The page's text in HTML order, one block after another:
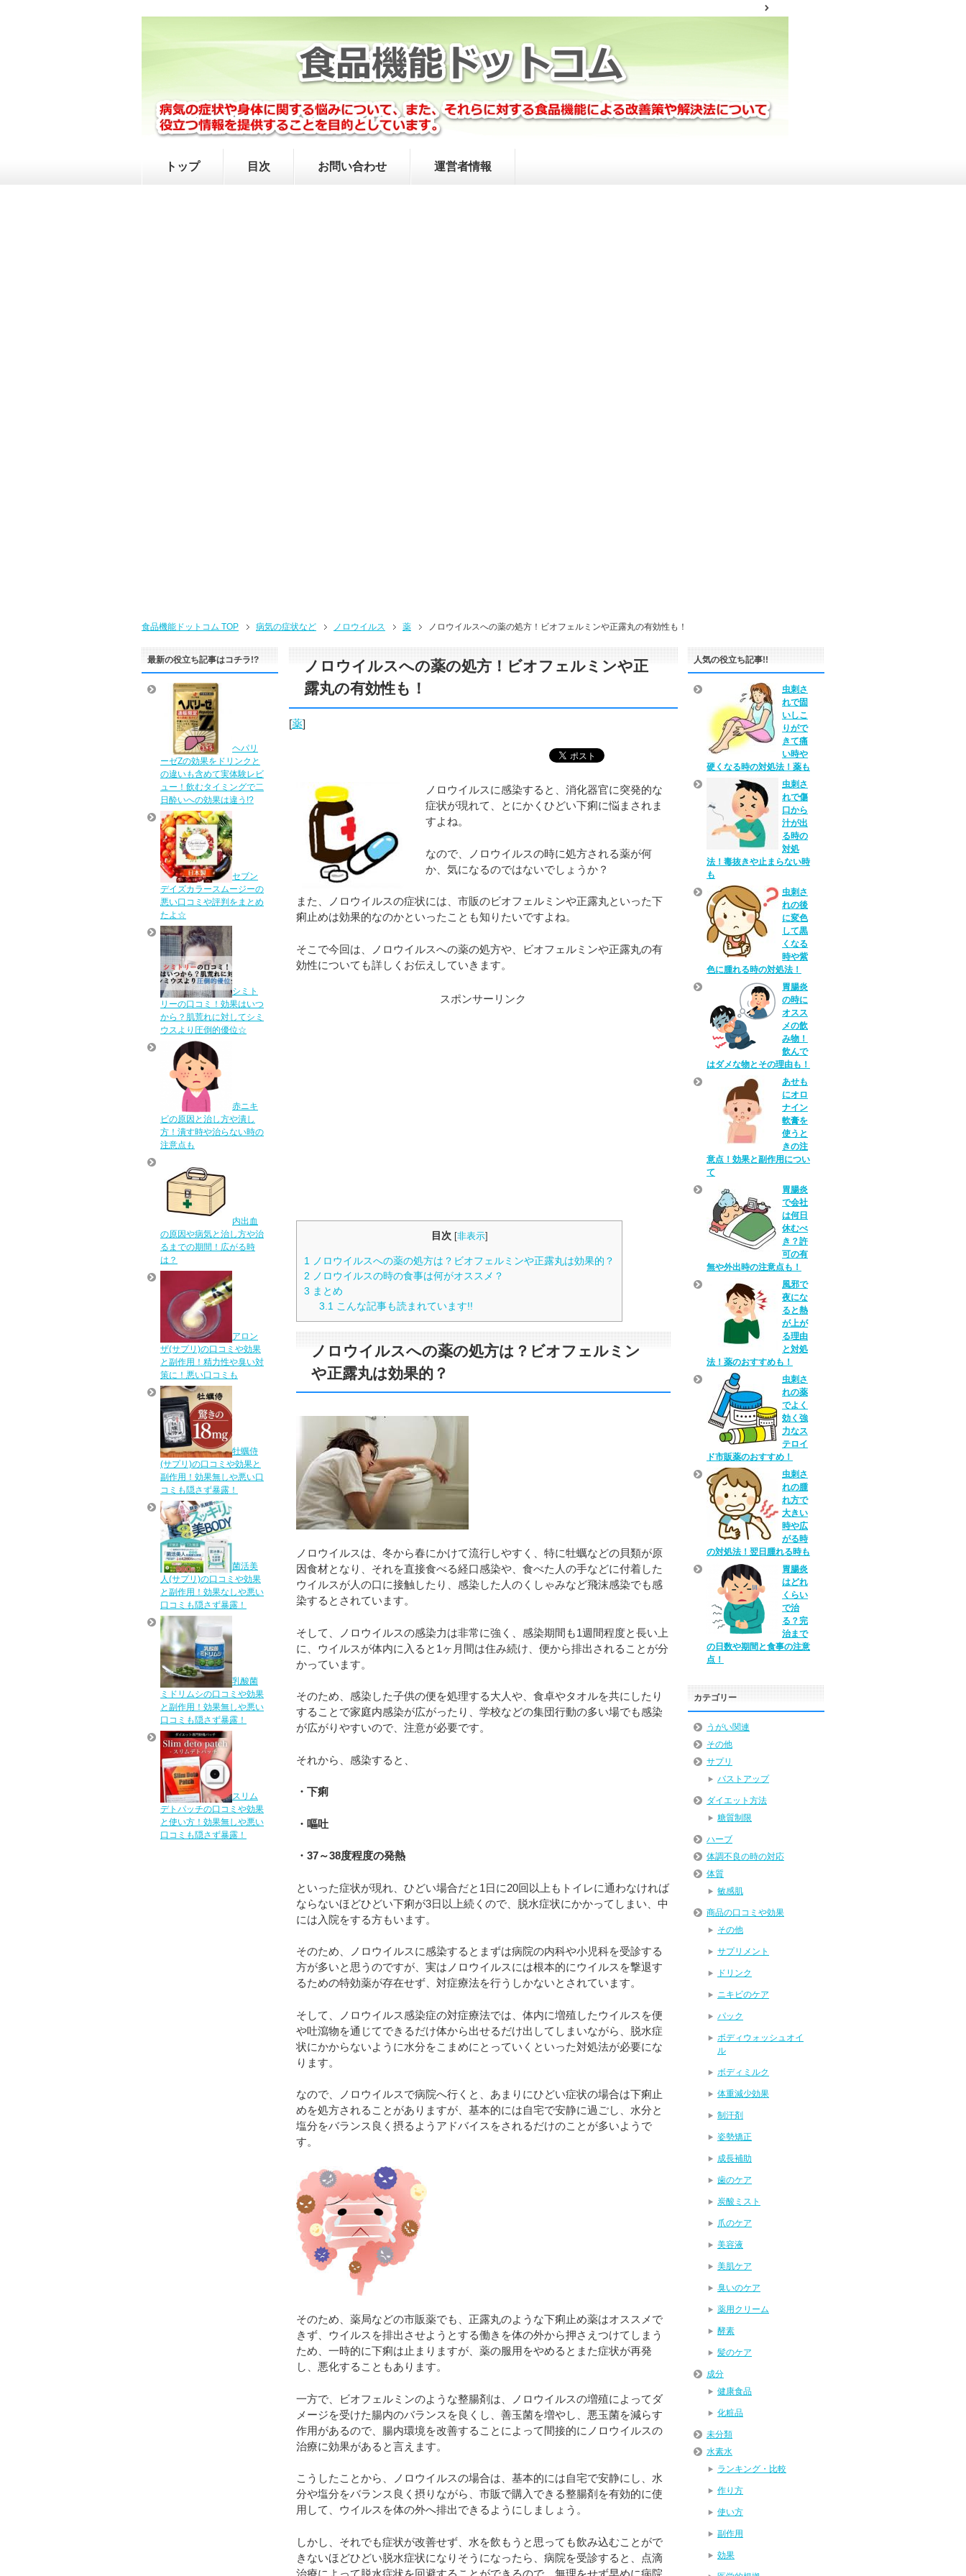
トップ 目次 お問い合わせ 運営者情報
食品機能ドットコム TOP 病気の症状など ノロウイルス 薬 ノロウイルスへの薬の処方！ビオフェルミンや正露丸の有効性も！
ノロウイルスへの薬の処方！ビオフェルミンや正
露丸の有効性も！
[薬]
ノロウイルスに感染すると、消化器官に突発的な
症状が現れて、とにかくひどい下痢に悩まされま
すよね。
なので、ノロウイルスの時に処方される薬が何
か、気になるのではないでしょうか？
また、ノロウイルスの症状には、市販のビオフェルミンや正露丸といった下
痢止めは効果的なのかといったことも知りたいですよね。
そこで今回は、ノロウイルスへの薬の処方や、ビオフェルミンや正露丸の有
効性についても詳しくお伝えしていきます。
スポンサーリンク
目次 [非表示]
1 ノロウイルスへの薬の処方は？ビオフェルミンや正露丸は効果的？
2 ノロウイルスの時の食事は何がオススメ？
3 まとめ
3.1 こんな記事も読まれています!!
ノロウイルスへの薬の処方は？ビオフェルミン
や正露丸は効果的？
ノロウイルスは、冬から春にかけて流行しやすく、特に牡蠣などの貝類が原
因食材となり、それを直接食べる経口感染や、食べた人の手などに付着した
ウイルスが人の口に接触したり、感染した人のくしゃみなど飛沫感染でも感
染するとされています。
そして、ノロウイルスの感染力は非常に強く、感染期間も1週間程度と長い上
に、ウイルスが体内に入ると1ヶ月間は住み続け、便から排出されることが分
かっています。
そのため、感染した子供の便を処理する大人や、食卓やタオルを共にしたり
することで家庭内感染が広がったり、学校などの集団行動の多い場でも感染
が広がりやすいので、注意が必要です。
それから、感染すると、
・下痢
・嘔吐
・37～38度程度の発熱
といった症状が現れ、ひどい場合だと1日に20回以上もトイレに通わなければ
ならないほどひどい下痢が3日以上続くので、脱水症状にかかってしまい、中
には入院をする方もいます。
そのため、ノロウイルスに感染するとまずは病院の内科や小児科を受診する
方が多いと思うのですが、実はノロウイルスには根本的にウイルスを撃退す
るための特効薬が存在せず、対症療法を行うしかないとされています。
そして、ノロウイルス感染症の対症療法では、体内に増殖したウイルスを便
や吐瀉物を通じてできるだけ体から出せるだけ出してしまいながら、脱水症
状にかからないように水分をこまめにとっていくといった対処法が必要にな
ります。
なので、ノロウイルスで病院へ行くと、あまりにひどい症状の場合は下痢止
めを処方されることがありますが、基本的には自宅で安静に過ごし、水分と
塩分をバランス良く摂るようアドバイスをされるだけのことが多いようで
す。
そのため、薬局などの市販薬でも、正露丸のような下痢止め薬はオススメで
きず、ウイルスを排出させようとする働きを体の外から押さえつけてしまう
ため、一時的に下痢は止まりますが、薬の服用をやめるとまた症状が再発
し、悪化することもあります。
一方で、ビオフェルミンのような整腸剤は、ノロウイルスの増殖によってダ
メージを受けた腸内のバランスを良くし、善玉菌を増やし、悪玉菌を減らす
作用があるので、腸内環境を改善することによって間接的にノロウイルスの
治療に効果があると言えます。
こうしたことから、ノロウイルスの場合は、基本的には自宅で安静にし、水
分や塩分をバランス良く摂りながら、市販で購入できる整腸剤を有効的に使
用して、ウイルスを体の外へ排出できるようにしましょう。
しかし、それでも症状が改善せず、水を飲もうと思っても飲み込むことがで
きないほどひどい脱水症状になりそうになったら、病院を受診すると、点滴
治療によって脱水症状を回避することができるので、無理をせず早めに病院
最新の役立ち記事はコチラ!?
ヘパリ
ーゼZの効果をドリンクと
の違いも含めて実体験レビ
ュー！飲むタイミングで二
日酔いへの効果は違う!?
セブン
デイズカラースムージーの
悪い口コミや評判をまとめ
たよ☆
シミト
リーの口コミ！効果はいつ
から？肌荒れに対してシミ
ウスより圧倒的優位☆
赤ニキ
ビの原因と治し方や潰し
方！潰す時や治らない時の
注意点も
内出血
の原因や病気と治し方や治
るまでの期間！広がる時
は？
アロン
ザ(サプリ)の口コミや効果
と副作用！精力性や臭い対
策に！悪い口コミも
牡蠣侍
(サプリ)の口コミや効果と
副作用！効果無しや悪い口
コミも隠さず暴露！
菌活美
人(サプリ)の口コミや効果
と副作用！効果なしや悪い
口コミも隠さず暴露！
乳酸菌
ミドリムシの口コミや効果
と副作用！効果無しや悪い
口コミも隠さず暴露！
スリム
デトパッチの口コミや効果
と使い方！効果無しや悪い
口コミも隠さず暴露！
人気の役立ち記事!!
虫刺さ
れで固
いしこ
りがで
きて痛
い時や
硬くなる時の対処法！薬も
虫刺さ
れで傷
口から
汁が出
る時の
対処
法！毒抜きや止まらない時
も
虫刺さ
れの後
に変色
して黒
くなる
時や紫
色に腫れる時の対処法！
胃腸炎
の時に
オスス
メの飲
み物！
飲んで
はダメな物とその理由も！
あせも
にオロ
ナイン
軟膏を
使うと
きの注
意点！効果と副作用につい
て
胃腸炎
で会社
は何日
休むべ
き？許
可の有
無や外出時の注意点も！
風邪で
夜にな
ると熱
が上が
る理由
と対処
法！薬のおすすめも！
虫刺さ
れの薬
でよく
効く強
力なス
テロイ
ド市販薬のおすすめ！
虫刺さ
れの腫
れ方で
大きい
時や広
がる時
の対処法！翌日腫れる時も
胃腸炎
はどれ
くらい
で治
る？完
治まで
の日数や期間と食事の注意
点！
カテゴリー
うがい関連
その他
サプリ
バストアップ
ダイエット方法
糖質制限
ハーブ
体調不良の時の対応
体質
敏感肌
商品の口コミや効果
その他
サプリメント
ドリンク
ニキビのケア
パック
ボディウォッシュオイ
ル
ボディミルク
体重減少効果
制汗剤
姿勢矯正
成長補助
歯のケア
炭酸ミスト
爪のケア
美容液
美肌ケア
臭いのケア
薬用クリーム
酵素
髪のケア
成分
健康食品
化粧品
未分類
水素水
ランキング・比較
作り方
使い方
副作用
効果